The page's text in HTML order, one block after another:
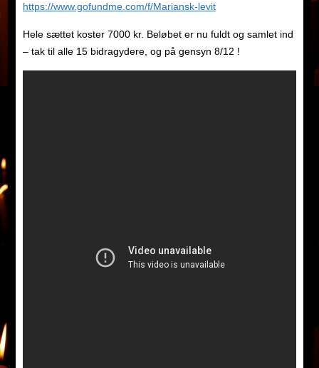
https://www.gofundme.com/f/Mariansk-levit
Hele sættet koster 7000 kr. Beløbet er nu fuldt og samlet ind
– tak til alle 15 bidragydere, og på gensyn 8/12 !